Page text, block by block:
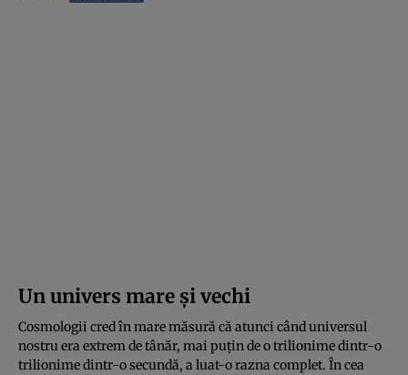
Un univers mare și vechi
Cosmologii cred în mare măsură că atunci când universul
nostru era extrem de tânăr, mai puțin de o trilionime dintr-o
trilionime dintr-o secundă, a luat-o razna complet. În cea